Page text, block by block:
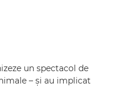
un spectacol de
– şi au implicat